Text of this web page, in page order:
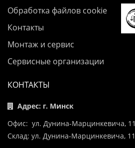
Обработка файлов cookie
Контакты
Монтаж и сервис
Сервисные организации
КОНТАКТЫ
Адрес: г. Минск
Офис: ул. Дунина-Марцинкевича, 11
Склад: ул. Дунина-Марцинкевича, 11